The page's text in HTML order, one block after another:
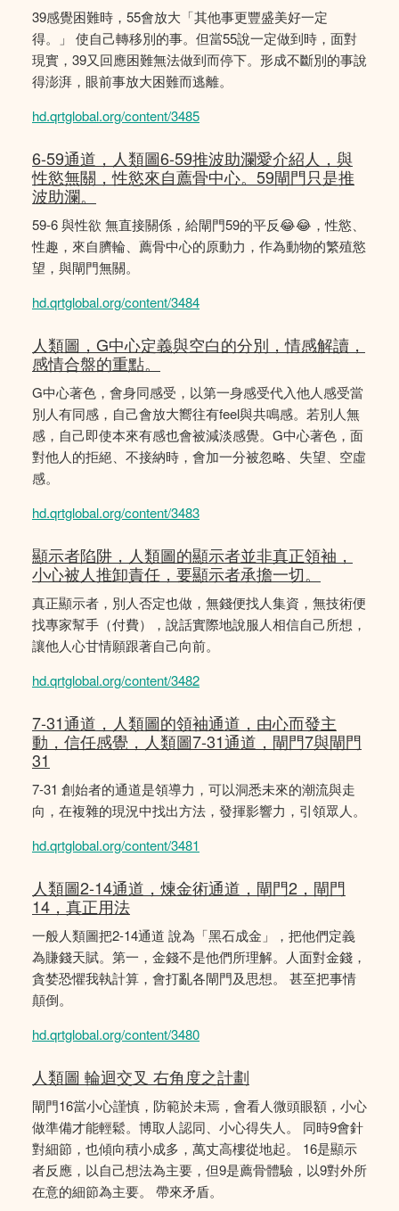
39感覺困難時，55會放大「其他事更豐盛美好一定
得。」 使自己轉移別的事。但當55說一定做到時，面對
現實，39又回應困難無法做到而停下。形成不斷別的事說
得澎湃，眼前事放大困難而逃離。
hd.qrtglobal.org/content/3485
6-59通道，人類圖6-59推波助瀾愛介紹人，與
性慾無關，性慾來自薦骨中心。59閘門只是推
波助瀾。
59-6 與性欲 無直接關係，給閘門59的平反😂😂，性慾、
性趣，來自臍輪、薦骨中心的原動力，作為動物的繁殖慾
望，與閘門無關。
hd.qrtglobal.org/content/3484
人類圖，G中心定義與空白的分別，情感解讀，
感情合盤的重點。
G中心著色，會身同感受，以第一身感受代入他人感受當
別人有同感，自己會放大嚮往有feel與共鳴感。若別人無
感，自己即使本來有感也會被減淡感覺。G中心著色，面
對他人的拒絕、不接納時，會加一分被忽略、失望、空虛
感。
hd.qrtglobal.org/content/3483
顯示者陷阱，人類圖的顯示者並非真正領袖，
小心被人推卸責任，要顯示者承擔一切。
真正顯示者，別人否定也做，無錢便找人集資，無技術便
找專家幫手（付費），說話實際地說服人相信自己所想，
讓他人心甘情願跟著自己向前。
hd.qrtglobal.org/content/3482
7-31通道，人類圖的領袖通道，由心而發主
動，信任感覺，人類圖7-31通道，閘門7與閘門
31
7-31 創始者的通道是領導力，可以洞悉未來的潮流與走
向，在複雜的現況中找出方法，發揮影響力，引領眾人。
hd.qrtglobal.org/content/3481
人類圖2-14通道，煉金術通道，閘門2，閘門
14，真正用法
一般人類圖把2-14通道 說為「黑石成金」，把他們定義
為賺錢天賦。第一，金錢不是他們所理解。人面對金錢，
貪婪恐懼我執計算，會打亂各閘門及思想。 甚至把事情
顛倒。
hd.qrtglobal.org/content/3480
人類圖 輪迴交叉 右角度之計劃
閘門16當小心謹慎，防範於未焉，會看人微頭眼額，小心
做準備才能輕鬆。博取人認同、小心得失人。 同時9會針
對細節，也傾向積小成多，萬丈高樓從地起。 16是顯示
者反應，以自己想法為主要，但9是薦骨體驗，以9對外所
在意的細節為主要。 帶來矛盾。